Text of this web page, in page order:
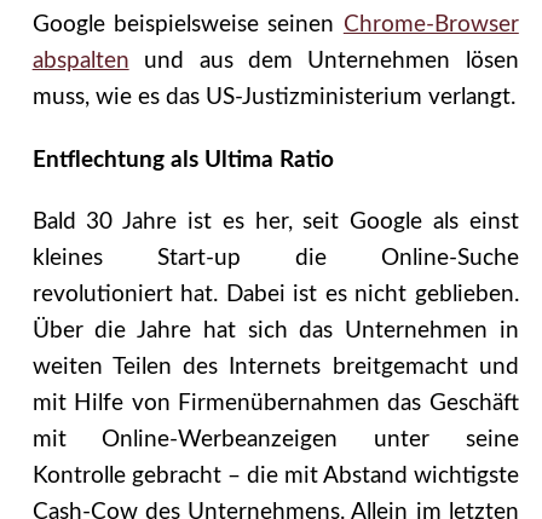
Google beispielsweise seinen Chrome-Browser
abspalten und aus dem Unternehmen lösen
muss, wie es das US-Justizministerium verlangt.
Entflechtung als Ultima Ratio
Bald 30 Jahre ist es her, seit Google als einst
kleines Start-up die Online-Suche
revolutioniert hat. Dabei ist es nicht geblieben.
Über die Jahre hat sich das Unternehmen in
weiten Teilen des Internets breitgemacht und
mit Hilfe von Firmenübernahmen das Geschäft
mit Online-Werbeanzeigen unter seine
Kontrolle gebracht – die mit Abstand wichtigste
Cash-Cow des Unternehmens. Allein im letzten